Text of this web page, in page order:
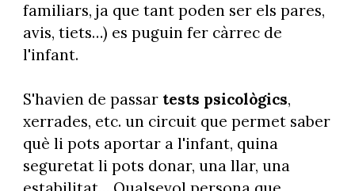
familiars, ja que tant poden ser els pares,
avis, tiets…) es puguin fer càrrec de
l'infant.
S'havien de passartests psicològics,
xerrades, etc. un circuit que permet saber
què li pots aportar a l'infant, quina
seguretat li pots donar, una llar, una